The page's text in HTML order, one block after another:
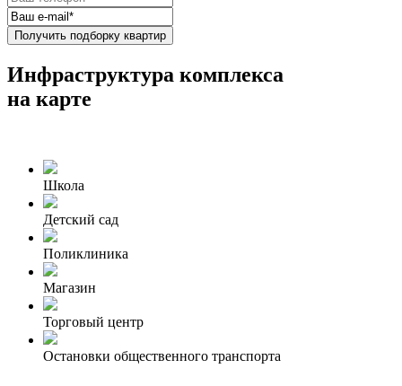
Получить подборку квартир
Инфраструктура комплекса
на карте
Школа
Детский сад
Поликлиника
Магазин
Торговый центр
Остановки общественного транспорта